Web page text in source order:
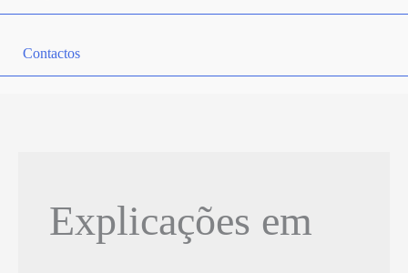
Contactos
Explicações em